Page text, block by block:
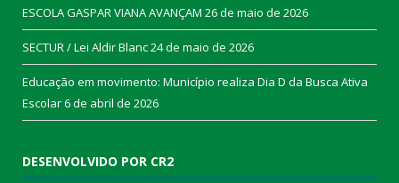
ESCOLA GASPAR VIANA AVANÇAM 26 de maio de 2026
SECTUR / Lei Aldir Blanc24 de maio de 2026
Educação em movimento: Município realiza Dia D da Busca Ativa
Escolar6 de abril de 2026
DESENVOLVIDO POR CR2